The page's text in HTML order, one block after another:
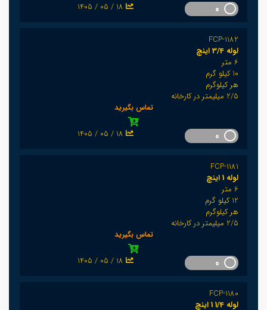
1405 / 05 / 18
FCP-1182
لوله 3/4 اینچ
6 متر
10 کیلو گرم
هر کیلوگرم
2/5 میلیمتر در کارخانه
تماس بگیرید
1405 / 05 / 18
FCP-1181
لوله 1 اینچ
6 متر
12 کیلو گرم
هر کیلوگرم
2/5 میلیمتر در کارخانه
تماس بگیرید
1405 / 05 / 18
FCP-1180
لوله 1/4 1 اینچ